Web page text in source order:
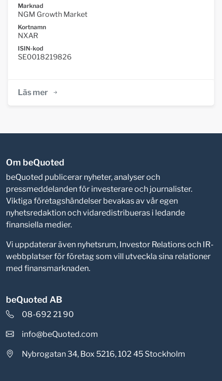
Marknad
NGM Growth Market
Kortnamn
NXAR
ISIN-kod
SE0018219826
Läs mer
Om beQuoted
beQuoted publicerar nyheter, analyser och
pressmeddelanden för investerare och journalister.
Viktiga företagshändelser bevakas av vår egen
nyhetsredaktion och vidaredistribueras i ledande
finansiella medier.
Vi uppdaterar även nyhetsrum, Investor Relations och IR-
webbplatser för företag som vill utveckla sina relationer
med finansmarknaden.
beQuoted AB
08-692 21 90
info@beQuoted.com
Nybrogatan 34, Box 5216, 102 45 Stockholm